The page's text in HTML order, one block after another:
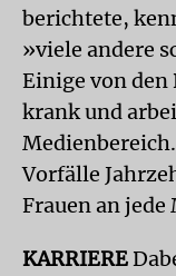
berichtete,
»viele andere
Einige von den
krank und
Vorfälle
Frauen an jede
KARRIERE